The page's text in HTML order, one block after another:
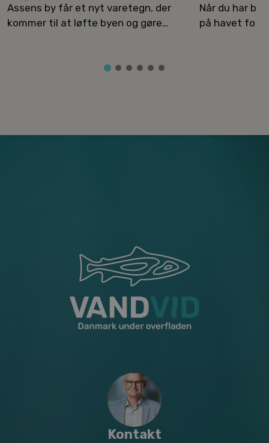
Assens by får et nyt varetegn, der
kommer til at løfte byen og gøre
Når du har
på havet for
Kontakt